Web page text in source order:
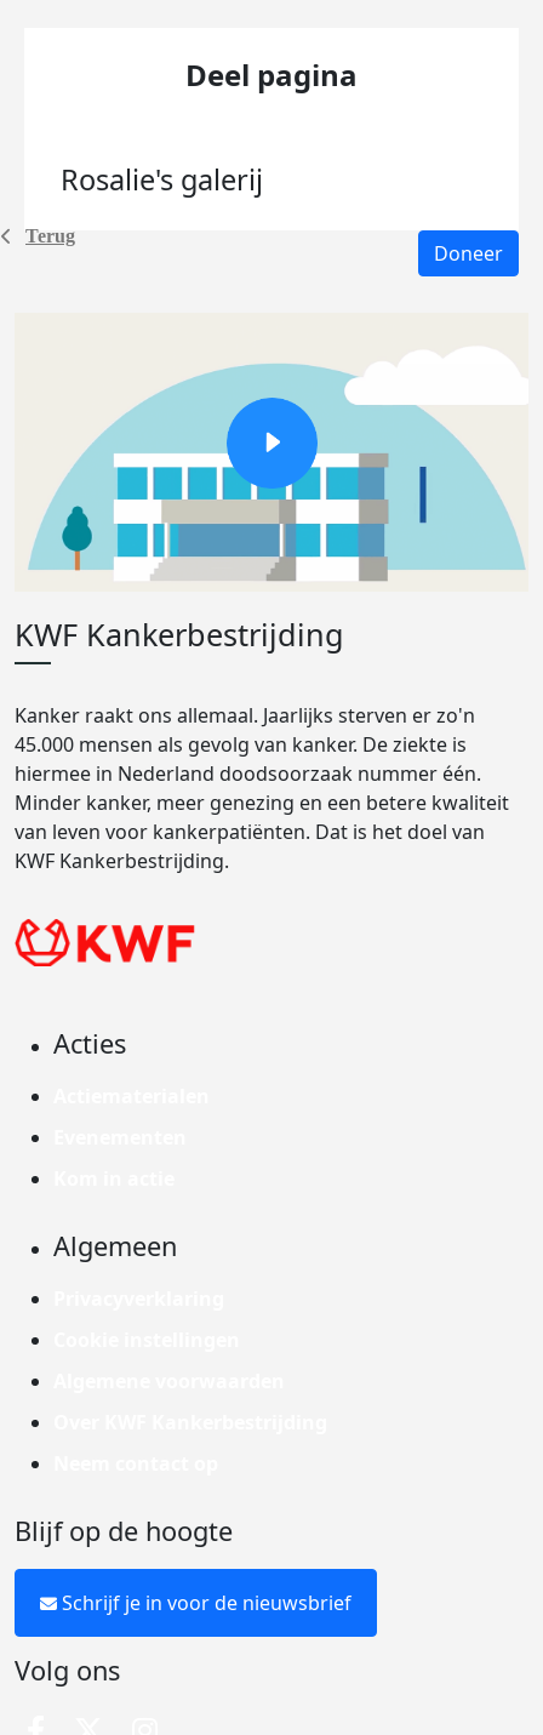
Terug
Deel pagina
Rosalie's galerij
Doneer
KWF Kankerbestrijding
Kanker raakt ons allemaal. Jaarlijks sterven er zo'n
45.000 mensen als gevolg van kanker. De ziekte is
hiermee in Nederland doodsoorzaak nummer één.
Minder kanker, meer genezing en een betere kwaliteit
van leven voor kankerpatiënten. Dat is het doel van
KWF Kankerbestrijding.
Acties
Algemeen
Blijf op de hoogte
Schrijf je in voor de nieuwsbrief
Volg ons